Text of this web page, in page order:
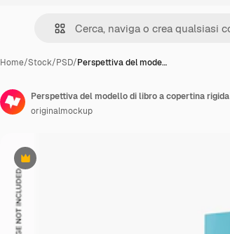
Home/Stock/PSD/Perspettiva del mode…
Premium
Perspettiva del modello di libro a copertina rigida
originalmockup